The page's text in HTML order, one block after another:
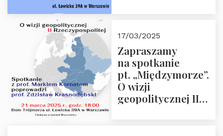
“Rosja-Niemcy…”
17/03/2025
Zapraszamy
na spotkanie
pt. „Międzymorze”.
O wizji
geopolitycznej II